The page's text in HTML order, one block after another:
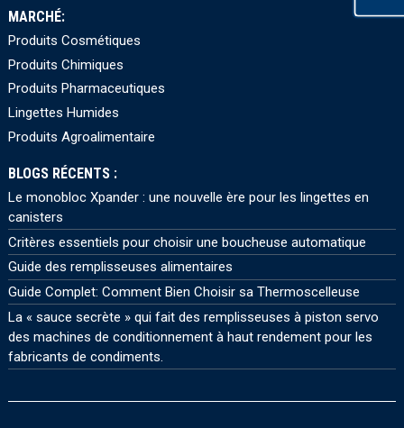
MARCHÉ:
Produits Cosmétiques
Produits Chimiques
Produits Pharmaceutiques
Lingettes Humides
Produits Agroalimentaire
BLOGS RÉCENTS :
Le monobloc Xpander : une nouvelle ère pour les lingettes en
canisters
Critères essentiels pour choisir une boucheuse automatique
Guide des remplisseuses alimentaires
Guide Complet: Comment Bien Choisir sa Thermoscelleuse
La « sauce secrète » qui fait des remplisseuses à piston servo
des machines de conditionnement à haut rendement pour les
fabricants de condiments.